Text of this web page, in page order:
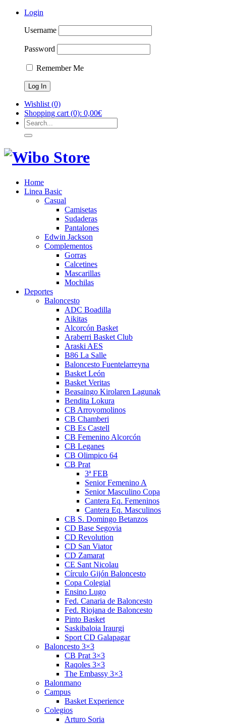
Login
Username
Password
Remember Me
Wishlist (0)
Shopping cart (0): 0,00€
Home
Linea Basic
Casual
Camisetas
Sudaderas
Pantalones
Edwin Jackson
Complementos
Gorras
Calcetines
Mascarillas
Mochilas
Deportes
Baloncesto
ADC Boadilla
Aikitas
Alcorcón Basket
Araberri Basket Club
Araski AES
B86 La Salle
Baloncesto Fuentelarreyna
Basket León
Basket Veritas
Beasaingo Kirolaren Lagunak
Bendita Lokura
CB Arroyomolinos
CB Chamberi
CB Es Castell
CB Femenino Alcorcón
CB Leganes
CB Olimpico 64
CB Prat
3ª FEB
Senior Femenino A
Senior Masculino Copa
Cantera Eq. Femeninos
Cantera Eq. Masculinos
CB S. Domingo Betanzos
CD Base Segovia
CD Revolution
CD San Viator
CD Zamarat
CE Sant Nicolau
Círculo Gijón Baloncesto
Copa Colegial
Ensino Lugo
Fed. Canaria de Baloncesto
Fed. Riojana de Baloncesto
Pinto Basket
Saskibaloia Iraurgi
Sport CD Galapagar
Baloncesto 3×3
CB Prat 3×3
Raqoles 3×3
The Embassy 3×3
Balonmano
Campus
Basket Experience
Colegios
Arturo Soria